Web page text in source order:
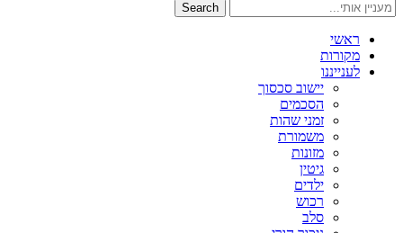
Search
ראשי
מקורות
לענייננו
יישוב סכסוך
הסכמים
זמני שהות
משמורת
מזונות
גיטין
ילדים
רכוש
סלב